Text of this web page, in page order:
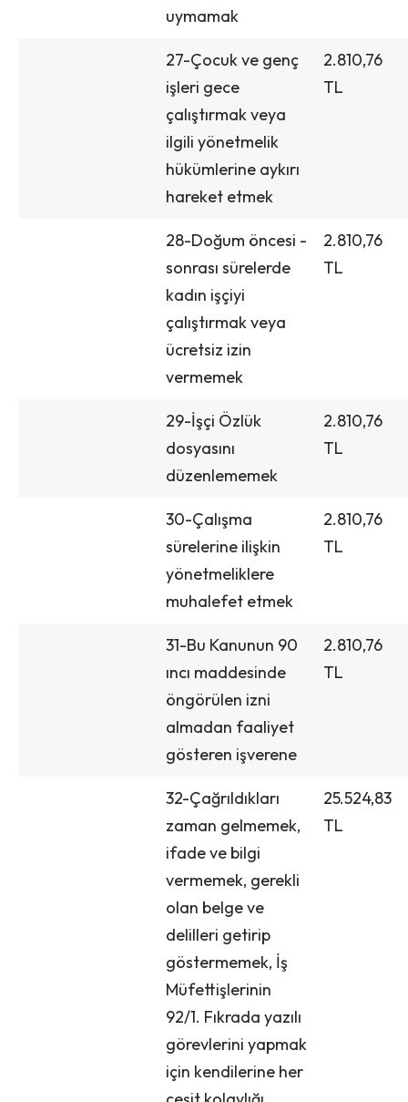
uymamak
27-Çocuk ve genç
işleri gece
çalıştırmak veya
ilgili yönetmelik
hükümlerine aykırı
hareket etmek
2.810,76
TL
28-Doğum öncesi -
sonrası sürelerde
kadın işçiyi
çalıştırmak veya
ücretsiz izin
vermemek
2.810,76
TL
29-İşçi Özlük
dosyasını
düzenlememek
2.810,76
TL
30-Çalışma
sürelerine ilişkin
yönetmeliklere
muhalefet etmek
2.810,76
TL
31-Bu Kanunun 90
ıncı maddesinde
öngörülen izni
almadan faaliyet
gösteren işverene
2.810,76
TL
32-Çağrıldıkları
zaman gelmemek,
ifade ve bilgi
vermemek, gerekli
olan belge ve
delilleri getirip
göstermemek, İş
Müfettişlerinin
92/1. Fıkrada yazılı
görevlerini yapmak
için kendilerine her
25.524,83
TL